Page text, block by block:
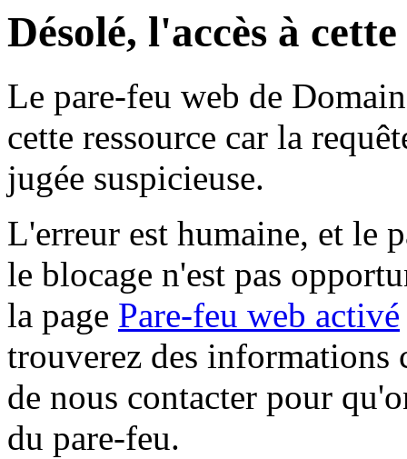
Désolé, l'accès à
Le pare-feu web de
cette ressource car la
jugée suspicieuse.
L'erreur est humaine, et le
le blocage n'est pas
la page Pare-feu web activé
trouverez des informations
de nous contacter pour
du pare-feu.